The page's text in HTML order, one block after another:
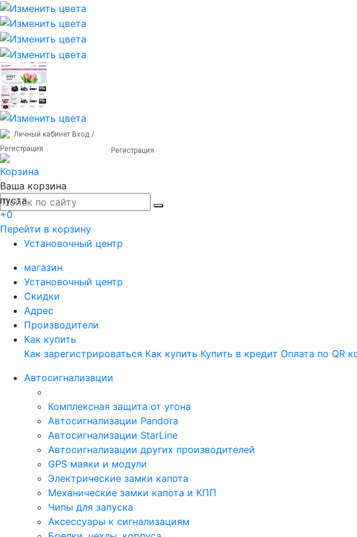
Личный кабинет Вход /
Регистрация
Регистрация
Корзина
Ваша корзина
пуста
+0
Перейти в корзину
Установочный центр
магазин
Установочный центр
Скидки
Адрес
Производители
Как купить
Как зарегистрироваться Как купить Купить в кредит Оплата по QR
Автосигнализации
Комплексная защита от угона
Автосигнализации Pandora
Автосигнализации StarLine
Автосигнализации других производителей
GPS маяки и модули
Электрические замки капота
Механические замки капота и КПП
Чипы для запуска
Аксессуары к сигнализациям